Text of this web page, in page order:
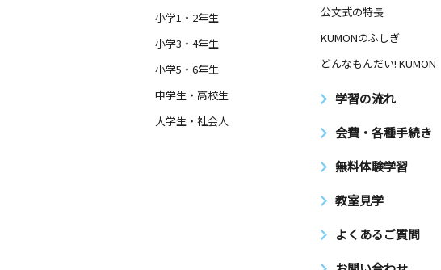
小学1・2年生
小学3・4年生
小学5・6年生
中学生・高校生
大学生・社会人
公文式の特長
KUMONのふしぎ
どんなもんだい! KUMON
学習の流れ
会費・各種手続き
無料体験学習
教室見学
よくあるご質問